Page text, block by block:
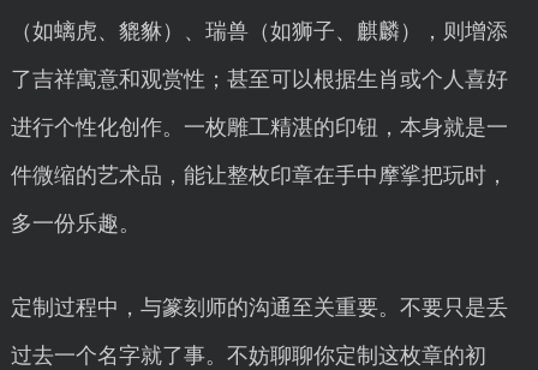
（如螭虎、貔貅）、瑞兽（如狮子、麒麟），则增添
了吉祥寓意和观赏性；甚至可以根据生肖或个人喜好
进行个性化创作。一枚雕工精湛的印钮，本身就是一
件微缩的艺术品，能让整枚印章在手中摩挲把玩时，
多一份乐趣。
定制过程中，与篆刻师的沟通至关重要。不要只是丢
过去一个名字就了事。不妨聊聊你定制这枚章的初